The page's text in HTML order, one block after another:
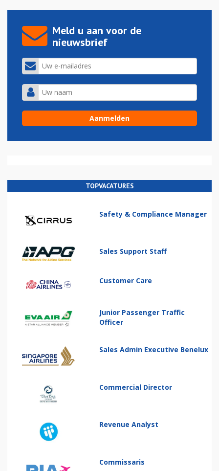
Meld u aan voor de
nieuwsbrief
TOPVACATURES
Safety & Compliance Manager
Sales Support Staff
Customer Care
Junior Passenger Traffic
Officer
Sales Admin Executive Benelux
Commercial Director
Revenue Analyst
Commissaris